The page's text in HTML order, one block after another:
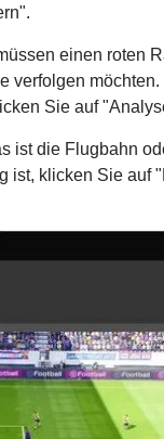
einen roten
verfolgen
Sie auf
ist die Flugbahn
ist, klicken Sie auf